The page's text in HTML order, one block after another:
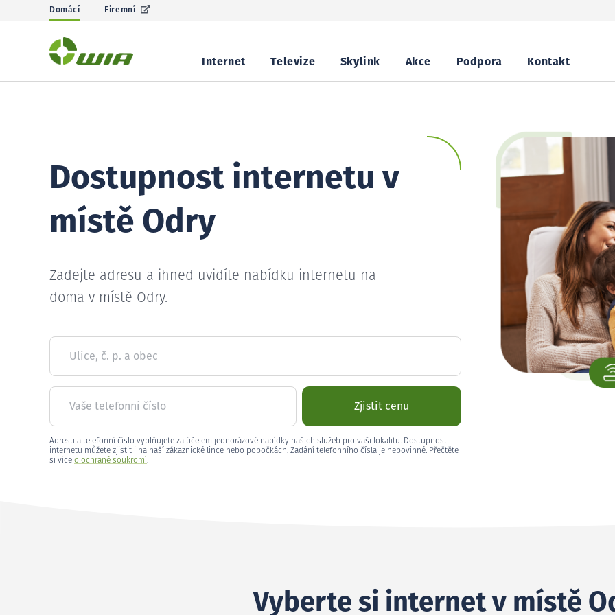
Domácí Firemní
Internet Televize Skylink Akce Podpora Kontakt
Dostupnost internetu v
místě Odry
Zadejte adresu a ihned uvidíte nabídku internetu na
doma v místě Odry.
Ulice, č. p. a obec
Vaše telefonní číslo Zjistit cenu
Adresu a telefonní číslo vyplňujete za účelem jednorázové nabídky našich služeb pro vaši lokalitu. Dostupnost
internetu můžete zjistit i na naší zákaznické lince nebo pobočkách. Zadání telefonního čísla je nepovinné. Přečtěte
si více o ochraně soukromí.
Vyberte si internet v místě